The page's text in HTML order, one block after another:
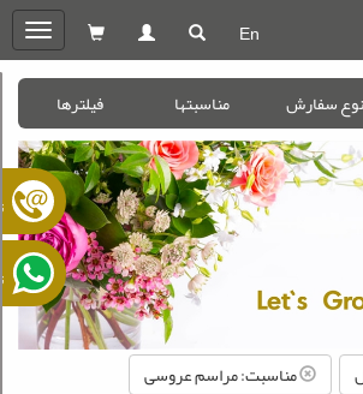
En
نوع سفارش مناسبتها فیلترها
مناسبت: مراسم عروسی